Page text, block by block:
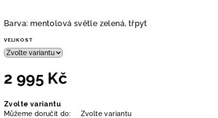
Barva: mentolová světle zelená, třpyt
VELIKOST
2 995 Kč
cena:
Zvolte variantu
Můžeme doručit do:
Zvolte variantu